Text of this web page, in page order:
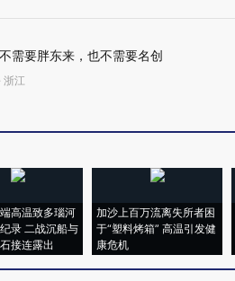
需要胖东来，也不需要名创
江
高温致多瑙河
录 二战沉船与
接连露出
加沙上百万流离失所者困
于“塑料烤箱” 高温引发健
康危机